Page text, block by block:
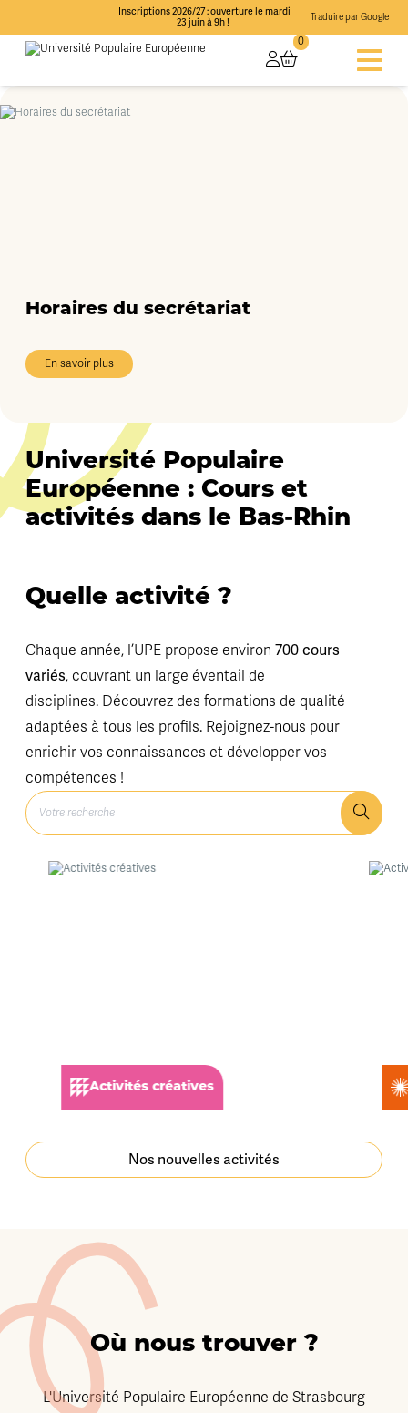
Inscriptions 2026/27 : ouverture le mardi
23 juin à 9h !
Traduire par Google
0
Horaires du secrétariat
En savoir plus
Université Populaire
Européenne : Cours et
activités dans le Bas-Rhin
Quelle activité ?
Chaque année, l’UPE propose environ 700 cours
variés, couvrant un large éventail de
disciplines. Découvrez des formations de qualité
adaptées à tous les profils. Rejoignez-nous pour
enrichir vos connaissances et développer vos
compétences !
Activités créatives
Nos nouvelles activités
Où nous trouver ?
L'Université Populaire Européenne de Strasbourg